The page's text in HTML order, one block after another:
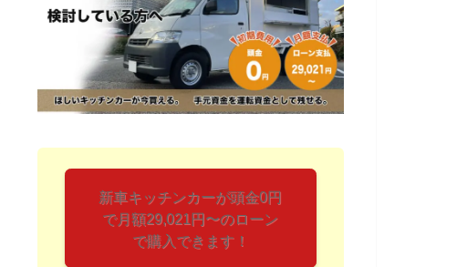
新車キッチンカーが頭金0円
で月額29,021円〜のローン
で購入できます！